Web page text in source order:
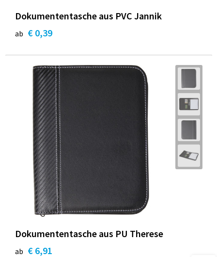
Dokumententasche aus PVC Jannik
ab € 0,39
Dokumententasche aus PU Therese
ab € 6,91